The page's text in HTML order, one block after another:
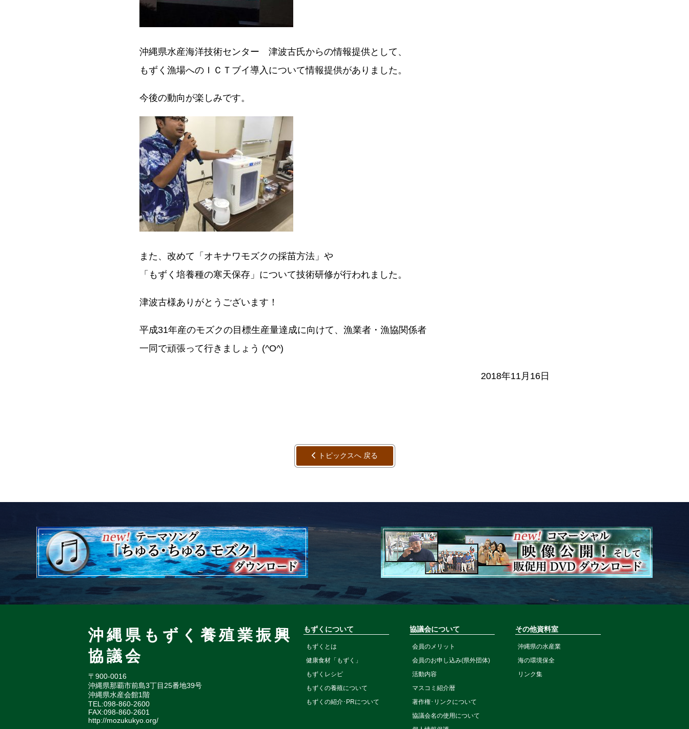
沖縄県水産海洋技術センター 津波古氏からの情報提供として、
もずく漁場へのＩＣＴブイ導入について情報提供がありました。
今後の動向が楽しみです。
また、改めて「オキナワモズクの採苗方法」や
「もずく培養種の寒天保存」について技術研修が行われました。
津波古様ありがとうございます！
平成31年産のモズクの目標生産量達成に向けて、漁業者・漁協関係者
一同で頑張って行きましょう (^O^)
2018年11月16日
トピックスへ 戻る
沖縄県もずく養殖業振興
協議会
〒900-0016
沖縄県那覇市前島3丁目25番地39号
沖縄県水産会館1階
TEL:098-860-2600
FAX:098-860-2601
http://mozukukyo.org/
もずくについて
もずくとは
健康食材「もずく」
もずくレシピ
もずくの養殖について
もずくの紹介･PRについて
協議会について
会員のメリット
会員のお申し込み(県外団体)
活動内容
マスコミ紹介暦
著作権･リンクについて
協議会名の使用について
その他資料室
沖縄県の水産業
海の環境保全
リンク集